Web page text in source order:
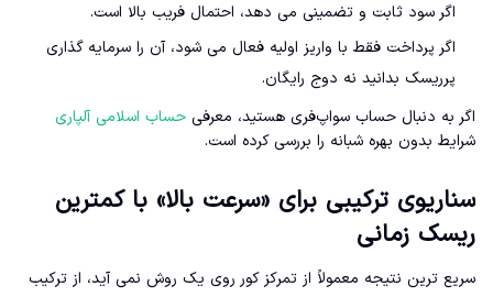
اگر سود ثابت و تضمینی می دهد، احتمال فریب بالا است.
اگر پرداخت فقط با واریز اولیه فعال می شود، آن را سرمایه گذاری
پرریسک بدانید نه دوج رایگان.
اگر به دنبال حساب سواپ‌فری هستید، معرفی حساب اسلامی آلپاری
شرایط بدون بهره شبانه را بررسی کرده است.
سناریوی ترکیبی برای «سرعت بالا» با کمترین
ریسک زمانی
سریع ترین نتیجه معمولاً از تمرکز کور روی یک روش نمی آید، از ترکیب